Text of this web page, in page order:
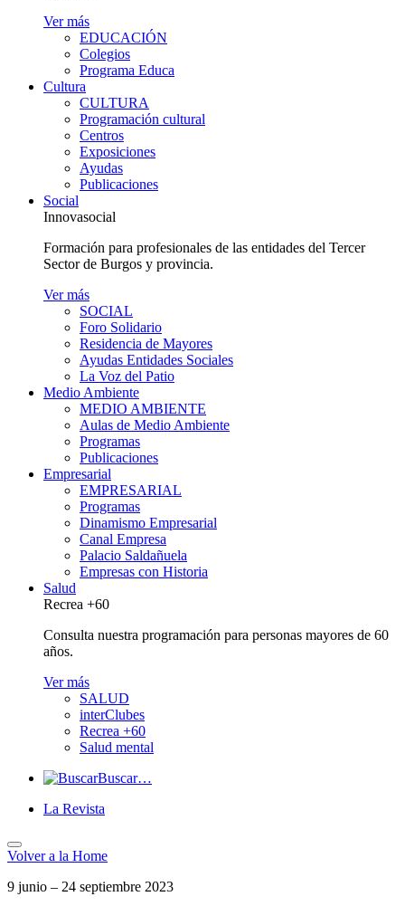
Ver más
EDUCACIÓN
Colegios
Programa Educa
Cultura
CULTURA
Programación cultural
Centros
Exposiciones
Ayudas
Publicaciones
Social
Innovasocial
Formación para profesionales de las entidades del Tercer
Sector de Burgos y provincia.
Ver más
SOCIAL
Foro Solidario
Residencia de Mayores
Ayudas Entidades Sociales
La Voz del Patio
Medio Ambiente
MEDIO AMBIENTE
Aulas de Medio Ambiente
Programas
Publicaciones
Empresarial
EMPRESARIAL
Programas
Dinamismo Empresarial
Canal Empresa
Palacio Saldañuela
Empresas con Historia
Salud
Recrea +60
Consulta nuestra programación para personas mayores de 60
años.
Ver más
SALUD
interClubes
Recrea +60
Salud mental
Buscar…
La Revista
Volver a la Home
9 junio – 24 septiembre 2023